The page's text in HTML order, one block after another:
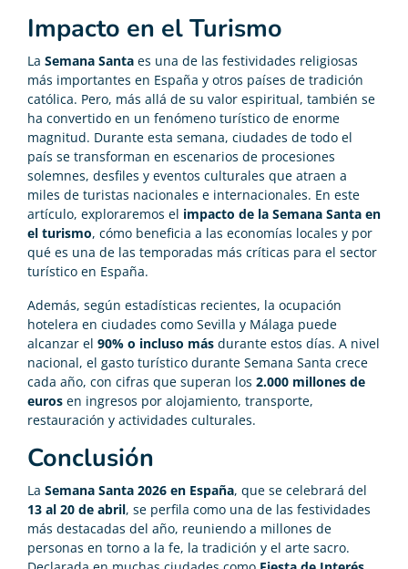
Impacto en el Turismo
La Semana Santa es una de las festividades religiosas
más importantes en España y otros países de tradición
católica. Pero, más allá de su valor espiritual, también se
ha convertido en un fenómeno turístico de enorme
magnitud. Durante esta semana, ciudades de todo el
país se transforman en escenarios de procesiones
solemnes, desfiles y eventos culturales que atraen a
miles de turistas nacionales e internacionales. En este
artículo, exploraremos el impacto de la Semana Santa en
el turismo, cómo beneficia a las economías locales y por
qué es una de las temporadas más críticas para el sector
turístico en España.
Además, según estadísticas recientes, la ocupación
hotelera en ciudades como Sevilla y Málaga puede
alcanzar el 90% o incluso más durante estos días. A nivel
nacional, el gasto turístico durante Semana Santa crece
cada año, con cifras que superan los 2.000 millones de
euros en ingresos por alojamiento, transporte,
restauración y actividades culturales.
Conclusión
La Semana Santa 2026 en España, que se celebrará del
13 al 20 de abril, se perfila como una de las festividades
más destacadas del año, reuniendo a millones de
personas en torno a la fe, la tradición y el arte sacro.